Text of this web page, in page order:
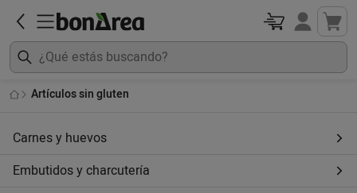
Artículos sin gluten
Carnes y huevos
Embutidos y charcutería